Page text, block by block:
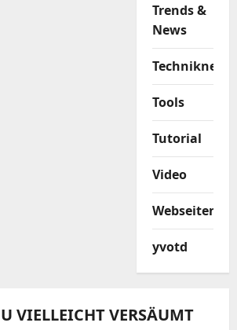
Trends &
News
Techniknews
Tools
Tutorial
Video
Webseiten
yvotd
VIELLEICHT VERSÄUMT